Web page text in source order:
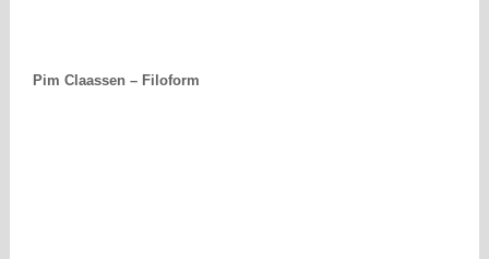
Pim Claassen – Filoform